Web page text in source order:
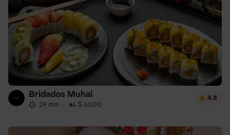
Bridados Muhai
29 min · $ 6000
4.8